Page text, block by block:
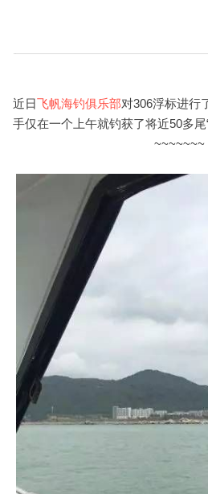
近日飞帆海钓俱乐部对306浮标进行
手仅在一个上午就钓获了将近50多尾“
~~~~~~~